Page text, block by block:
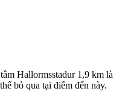
Hallormsstadur 1,9 km là
bỏ qua tại điểm đến này.